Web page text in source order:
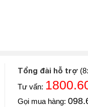
Tổng đài hỗ trợ
Tư vấn:
Gọi mua hàng:
Hoàng Kim Ngọc
người Ngọc vừa mua